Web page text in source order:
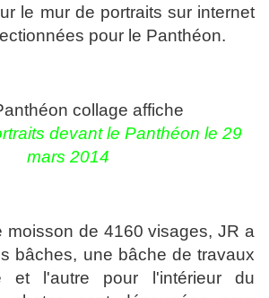
le mur de portraits sur internet
pour le Panthéon.
devant le Panthéon le 29
mars 2014
de 4160 visages, JR a
bâches, une bâche de travaux
et l'autre pour l'intérieur du